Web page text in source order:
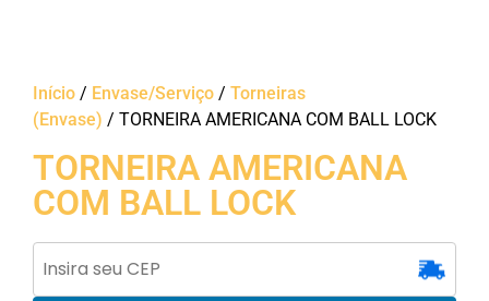
Início / Envase/Serviço / Torneiras
(Envase) / TORNEIRA AMERICANA COM BALL LOCK
TORNEIRA AMERICANA
COM BALL LOCK